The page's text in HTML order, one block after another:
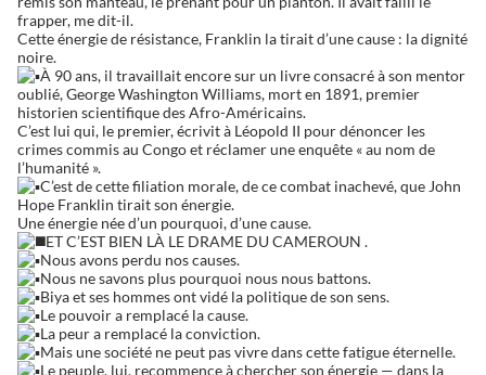
frapper, me dit-il.
Cette énergie de résistance, Franklin la tirait d’une cause : la dignité
noire.
À 90 ans, il travaillait encore sur un livre consacré à son mentor
oublié, George Washington Williams, mort en 1891, premier
historien scientifique des Afro-Américains.
C’est lui qui, le premier, écrivit à Léopold II pour dénoncer les
crimes commis au Congo et réclamer une enquête « au nom de
l’humanité ».
C’est de cette filiation morale, de ce combat inachevé, que John
Hope Franklin tirait son énergie.
Une énergie née d’un pourquoi, d’une cause.
ET C’EST BIEN LÀ LE DRAME DU CAMEROUN .
Nous avons perdu nos causes.
Nous ne savons plus pourquoi nous nous battons.
Biya et ses hommes ont vidé la politique de son sens.
Le pouvoir a remplacé la cause.
La peur a remplacé la conviction.
Mais une société ne peut pas vivre dans cette fatigue éternelle.
Le peuple, lui, recommence à chercher son énergie — dans la